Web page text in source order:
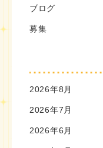
ブログ
募集
2026年8月
2026年7月
2026年6月